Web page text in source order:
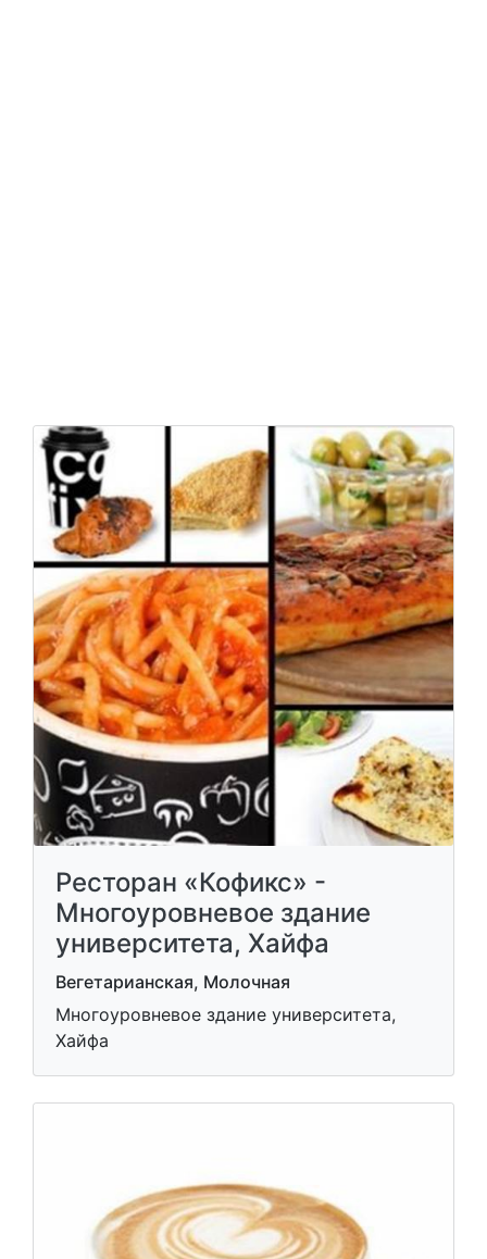
Ресторан «Кофикс» -
Многоуровневое здание
университета, Хайфа
Вегетарианская, Молочная
Многоуровневое здание университета,
Хайфа